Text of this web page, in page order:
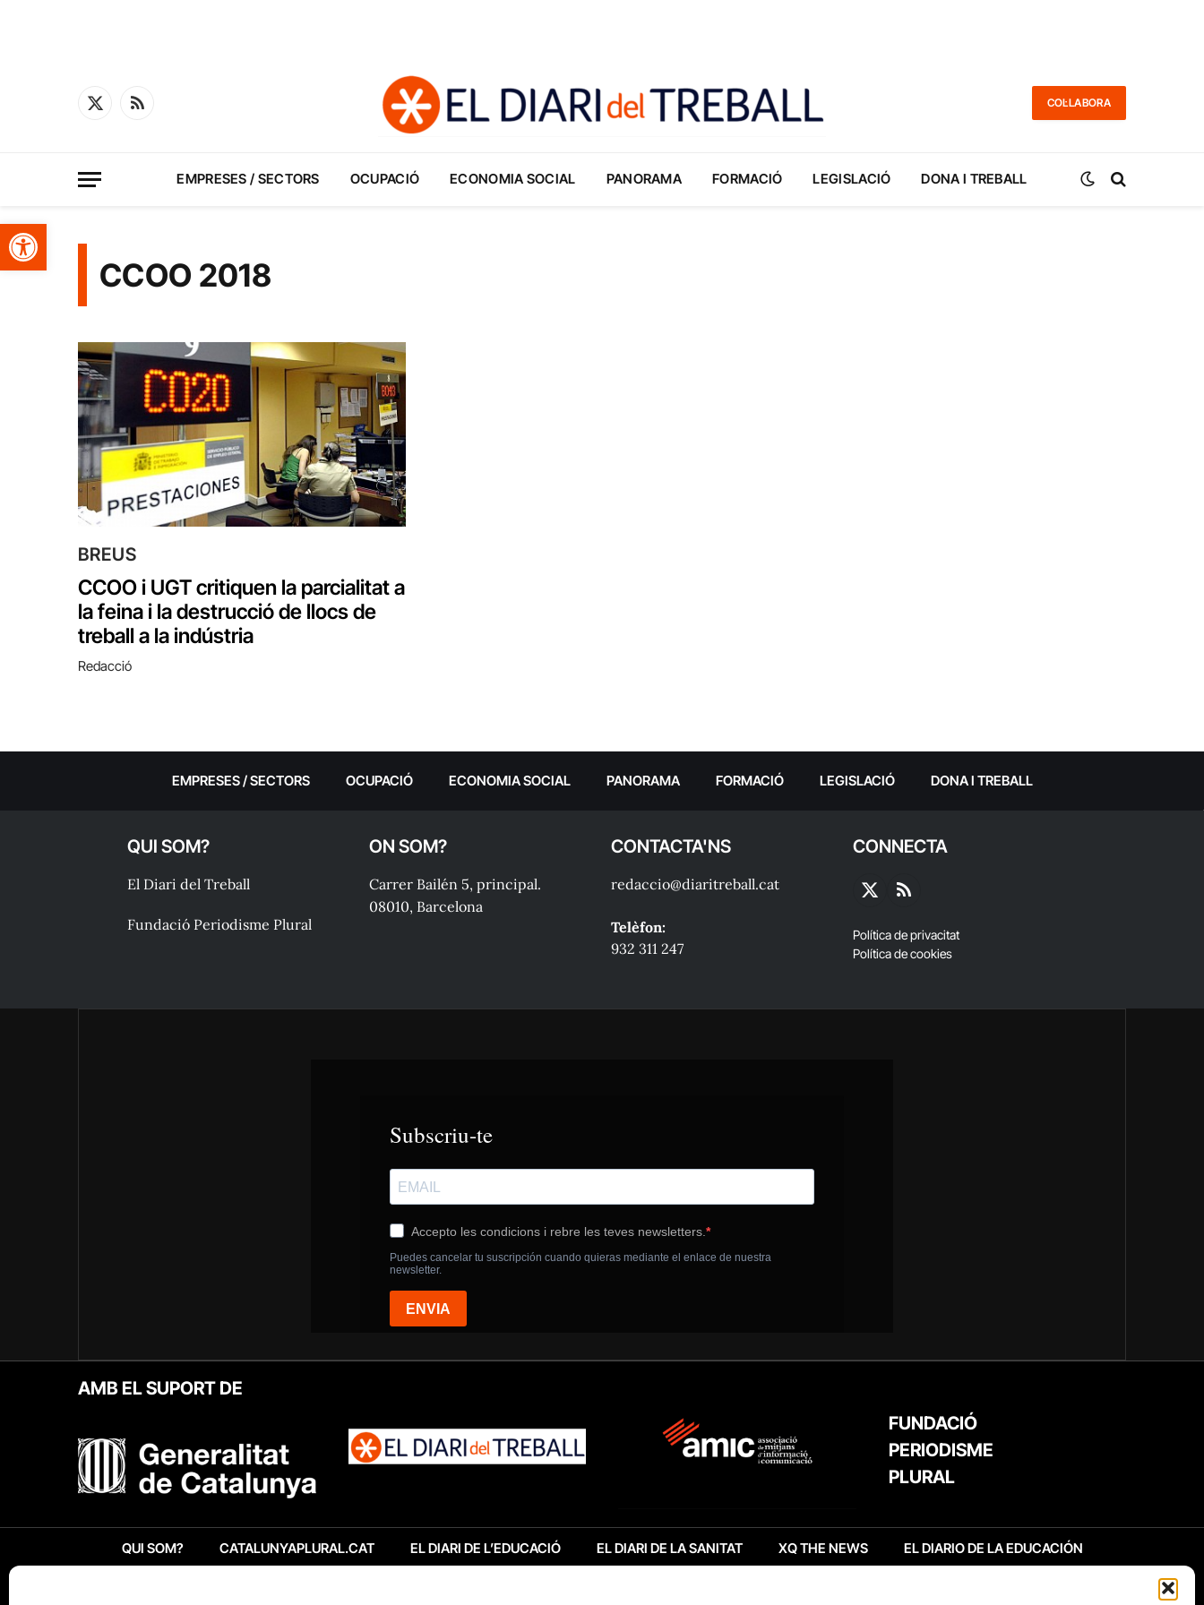
Obre la barra d'eines
X
RSS
COL·LABORA
EMPRESES / SECTORS OCUPACIÓ ECONOMIA SOCIAL PANORAMA FORMACIÓ LEGISLACIÓ DONA I TREBALL
CCOO 2018
BREUS
CCOO i UGT critiquen la parcialitat a
la feina i la destrucció de llocs de
treball a la indústria
Redacció
EMPRESES / SECTORS OCUPACIÓ ECONOMIA SOCIAL PANORAMA FORMACIÓ LEGISLACIÓ DONA I TREBALL
QUI SOM?
El Diari del Treball
Fundació Periodisme Plural
ON SOM?
Carrer Bailén 5, principal.
08010, Barcelona
CONTACTA'NS
redaccio@diaritreball.cat
Telèfon:
932 311 247
CONNECTA
X
RSS
Política de privacitat
Política de cookies
AMB EL SUPORT DE
FUNDACIÓ
PERIODISME
PLURAL
QUI SOM? CATALUNYAPLURAL.CAT EL DIARI DE L’EDUCACIÓ EL DIARI DE LA SANITAT XQ THE NEWS EL DIARIO DE LA EDUCACIÓN